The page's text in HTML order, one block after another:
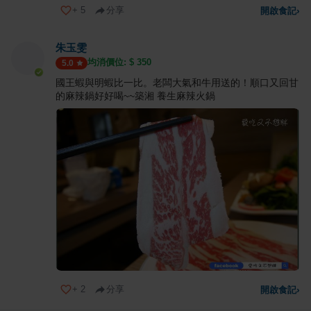
+ 5 分享 開啟食記›
朱玉雯
5.0 均消價位: $ 350
國王蝦與明蝦比一比。老闆大氣和牛用送的！順口又回甘
的麻辣鍋好好喝~~築湘 養生麻辣火鍋
+ 2 分享 開啟食記›